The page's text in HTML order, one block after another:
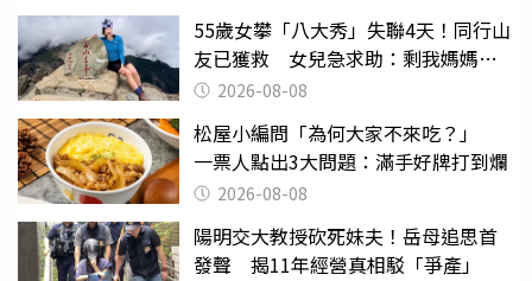
55歲女攀「八大秀」失聯4天！同行山
友已獲救 女兒急求助：剩我媽媽還
沒找到
2026-08-08
松屋小編問「為何大家不來吃？」
一票人點出3大問題：滿手好牌打到爛
2026-08-08
陽明交大教授砍死妹夫！岳母追思首
發聲 揭11年經營真相駁「爭產」